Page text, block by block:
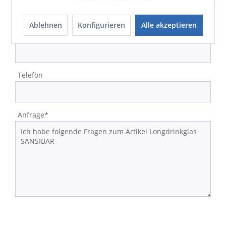
E-Mail-Adresse*
Telefon
Anfrage*
Ablehnen Konfigurieren Alle akzeptieren